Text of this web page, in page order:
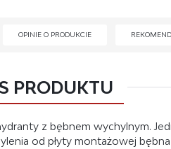
OPINIE O PRODUKCIE
PRODUKTU
z bębnem wychylnym.
od płyty montażowej